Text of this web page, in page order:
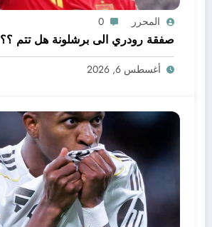
المحرر 0
صفقة رودري الى برشلونة هل تتم ؟؟
أغسطس 6, 2026